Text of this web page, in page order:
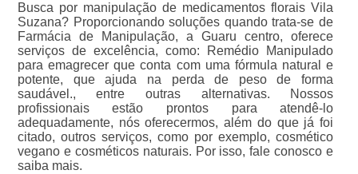
Busca por manipulação de medicamentos florais Vila
Suzana? Proporcionando soluções quando trata-se de
Farmácia de Manipulação, a Guaru centro, oferece
serviços de excelência, como: Remédio Manipulado
para emagrecer que conta com uma fórmula natural e
potente, que ajuda na perda de peso de forma
saudável., entre outras alternativas. Nossos
profissionais estão prontos para atendê-lo
adequadamente, nós oferecermos, além do que já foi
citado, outros serviços, como por exemplo, cosmético
vegano e cosméticos naturais. Por isso, fale conosco e
saiba mais.